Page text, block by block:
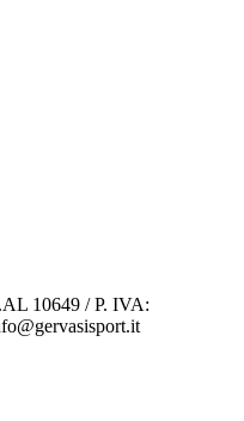
10649 / P. IVA: